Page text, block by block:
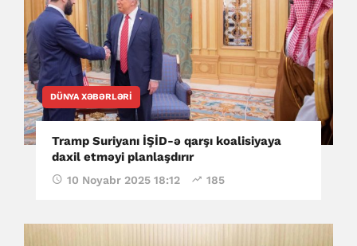
DÜNYA XƏBƏRLƏRI
Tramp Suriyanı İŞİD-ə qarşı koalisiyaya
daxil etməyi planlaşdırır
10 Noyabr 2025 18:12 185